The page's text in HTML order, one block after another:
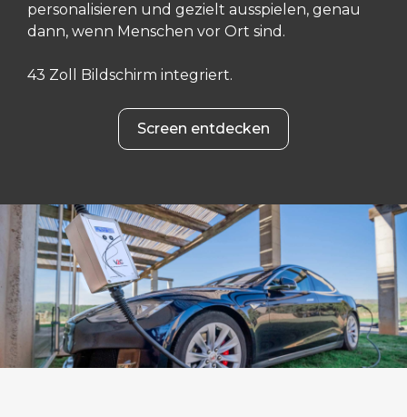
personalisieren und gezielt ausspielen, genau
dann, wenn Menschen vor Ort sind.
43 Zoll Bildschirm integriert.
Screen entdecken